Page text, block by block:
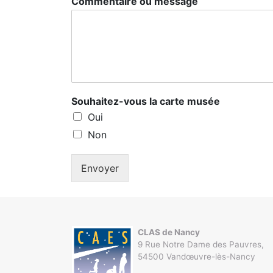
Souhaitez-vous la carte musée
Oui
Non
Envoyer
CLAS de Nancy
9 Rue Notre Dame des Pauvres,
54500 Vandœuvre-lès-Nancy